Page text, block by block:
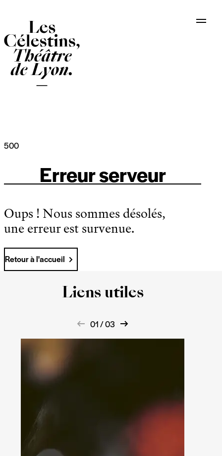
500
Erreur serveur
Oups ! Nous sommes désolés,
une erreur est survenue.
Retour à l'accueil
Liens utiles
01 / 03